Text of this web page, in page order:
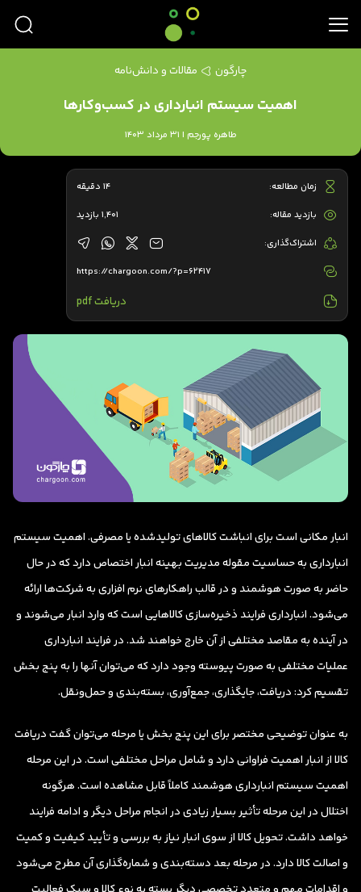
چارگون مقالات و دانش‌نامه
اهمیت سیستم انبارداری در کسب‌وکارها
طاهره پورجم | 31 مرداد 1403
انبار مکانی است برای انباشت کالاهای تولیدشده یا مصرفی. اهمیت سیستم
انبارداری به حساسیت مقوله مدیریت بهینه انبار اختصاص دارد که در حال
حاضر به صورت هوشمند و در قالب راهکارهای نرم افزاری به شرکت‌ها ارائه
می‌شود. انبارداری فرایند ذخیره‌سازی کالاهایی است که وارد انبار می‌شوند و
در آینده به مقاصد مختلفی از آن خارج خواهند شد. در فرایند انبارداری
عملیات مختلفی به صورت پیوسته وجود دارد که می‌توان آنها را به پنج بخش
تقسیم کرد: دریافت، جایگذاری، جمع‌آوری، بسته‌بندی و حمل‌ونقل.
به عنوان توضیحی مختصر برای این پنج بخش یا مرحله می‌توان گفت دریافت
کالا از انبار اهمیت فراوانی دارد و شامل مراحل مختلفی است. در این مرحله
اهمیت سیستم انبارداری هوشمند کاملاً قابل مشاهده است. هرگونه
اختلال در این مرحله تأثیر بسیار زیادی در انجام مراحل دیگر و ادامه فرایند
خواهد داشت. تحویل کالا از سوی انبار نیاز به بررسی و تأیید کیفیت و کمیت
و اصالت کالا دارد. در مرحله بعد دسته‌بندی و شماره‌گذاری آن مطرح می‌شود
زمان مطالعه: 14 دقیقه
بازدید مقاله: 1,401 بازدید
اشتراک‌گذاری:
https://chargoon.com/?p=62417
دریافت pdf